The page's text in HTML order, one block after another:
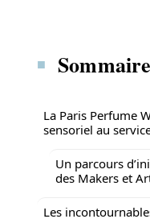
Sommaire
La Paris Perfume
sensoriel au
Un parcours
des Makers et
Les